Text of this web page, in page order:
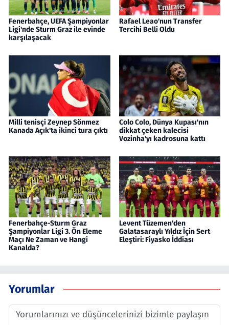
Fenerbahçe, UEFA Şampiyonlar
Ligi'nde Sturm Graz ile evinde
karşılaşacak
Rafael Leao'nun Transfer
Tercihi Belli Oldu
Milli tenisçi Zeynep Sönmez
Kanada Açık'ta ikinci tura çıktı
Colo Colo, Dünya Kupası'nın
dikkat çeken kalecisi
Vozinha'yı kadrosuna kattı
Fenerbahçe-Sturm Graz
Şampiyonlar Ligi 3. Ön Eleme
Maçı Ne Zaman ve Hangi
Kanalda?
Levent Tüzemen'den
Galatasaraylı Yıldız İçin Sert
Eleştiri: Fiyasko İddiası
Yorumlar